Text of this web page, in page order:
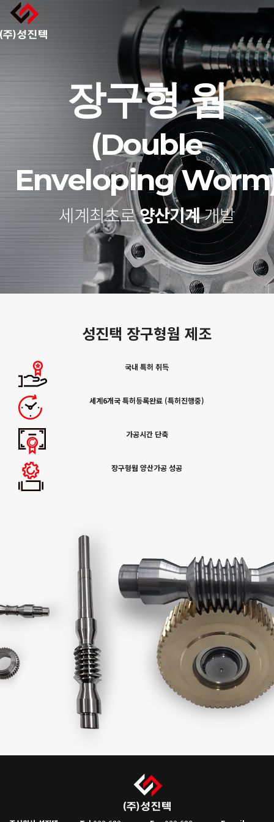
장구형 웜
(Double
Enveloping
세계최초로양산기계개발
성진택 장구형웜 제조
국내 특허 취득
세계6개국 특허등록완료 (특허진행중)
가공시간 단축
장구형웜 양산가공 성공